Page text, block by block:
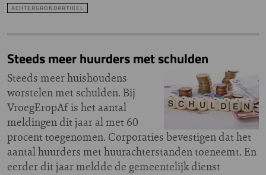
ACHTERGRONDARTIKEL
Steeds meer huurders met schulden
Steeds meer huishoudens
worstelen met schulden. Bij
VroegEropAf is het aantal
meldingen dit jaar al met 60
procent toegenomen. Corporaties bevestigen dat het
aantal huurders met huurachterstanden toeneemt. En
eerder dit jaar meldde de gemeentelijk dienst